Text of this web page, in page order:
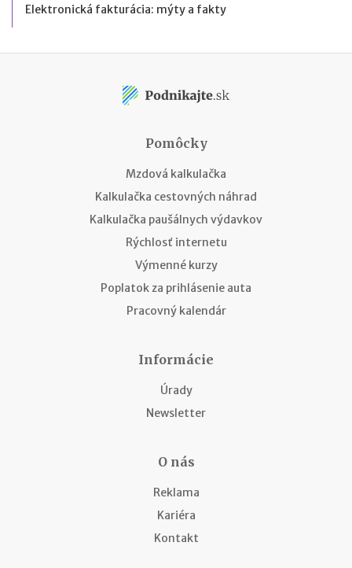
Elektronická fakturácia: mýty a fakty
Pomôcky
Mzdová kalkulačka
Kalkulačka cestovných náhrad
Kalkulačka paušálnych výdavkov
Rýchlosť internetu
Výmenné kurzy
Poplatok za prihlásenie auta
Pracovný kalendár
Informácie
Úrady
Newsletter
O nás
Reklama
Kariéra
Kontakt